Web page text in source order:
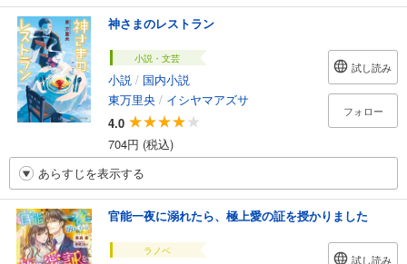
神さまのレストラン
小説・文芸
小説 / 国内小説
東万里央 / イシヤマアズサ
4.0
704円 (税込)
試し読み
フォロー
あらすじを表示する
官能一夜に溺れたら、極上愛の証を授かりました
ラノベ
試し読み